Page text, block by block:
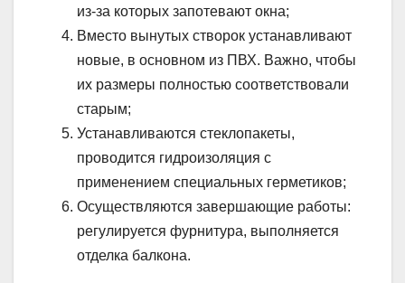
из-за которых запотевают окна;
Вместо вынутых створок устанавливают
новые, в основном из ПВХ. Важно, чтобы
их размеры полностью соответствовали
старым;
Устанавливаются стеклопакеты,
проводится гидроизоляция с
применением специальных герметиков;
Осуществляются завершающие работы:
регулируется фурнитура, выполняется
отделка балкона.